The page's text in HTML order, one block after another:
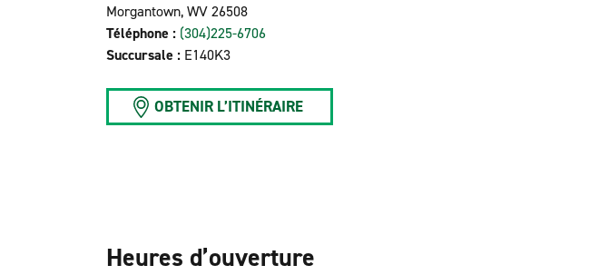
Morgantown, WV 26508
Téléphone : (304)225-6706
Succursale : E140K3
OBTENIR L’ITINÉRAIRE
Heures d’ouverture